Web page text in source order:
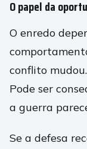
O papel da
O enredo
conflito
Pode ser
a guerra
Se a defesa